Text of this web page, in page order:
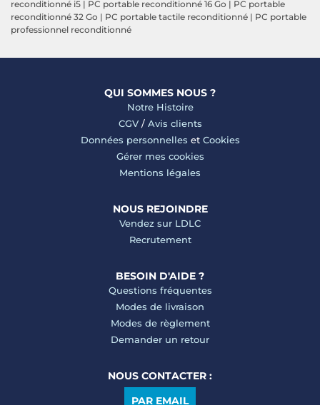
reconditionné i5 | PC portable reconditionné 16 Go | PC portable
reconditionné 32 Go | PC portable tactile reconditionné | PC portable
professionnel reconditionné
QUI SOMMES NOUS ?
Notre Histoire
CGV/ Avis clients
Données personnelles et Cookies
Gérer mes cookies
Mentions légales
NOUS REJOINDRE
Vendez sur LDLC
Recrutement
BESOIN D'AIDE ?
Questions fréquentes
Modes de livraison
Modes de règlement
Demander un retour
NOUS CONTACTER :
PAR EMAIL